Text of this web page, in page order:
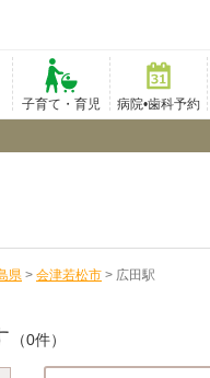
子育て・育児 病院•歯科予約
県 > 会津若松市 > 広田駅
（0件）